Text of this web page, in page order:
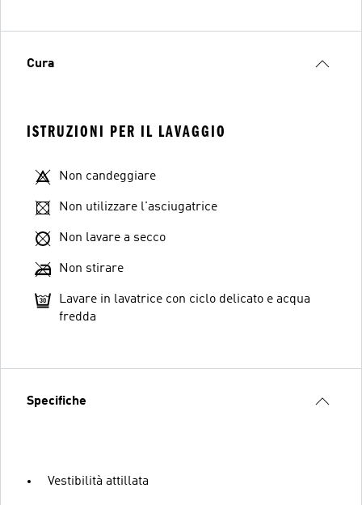
Cura
ISTRUZIONI PER IL LAVAGGIO
Non candeggiare
Non utilizzare l'asciugatrice
Non lavare a secco
Non stirare
Lavare in lavatrice con ciclo delicato e acqua
fredda
Specifiche
Vestibilità attillata